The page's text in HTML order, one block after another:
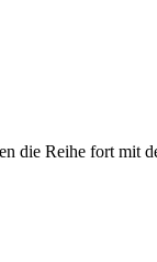
die Reihe fort mit